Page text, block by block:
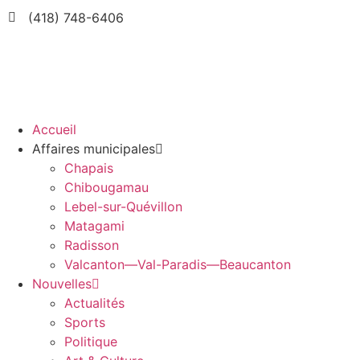
(418) 748-6406
Accueil
Affaires municipales
Chapais
Chibougamau
Lebel-sur-Quévillon
Matagami
Radisson
Valcanton—Val-Paradis—Beaucanton
Nouvelles
Actualités
Sports
Politique